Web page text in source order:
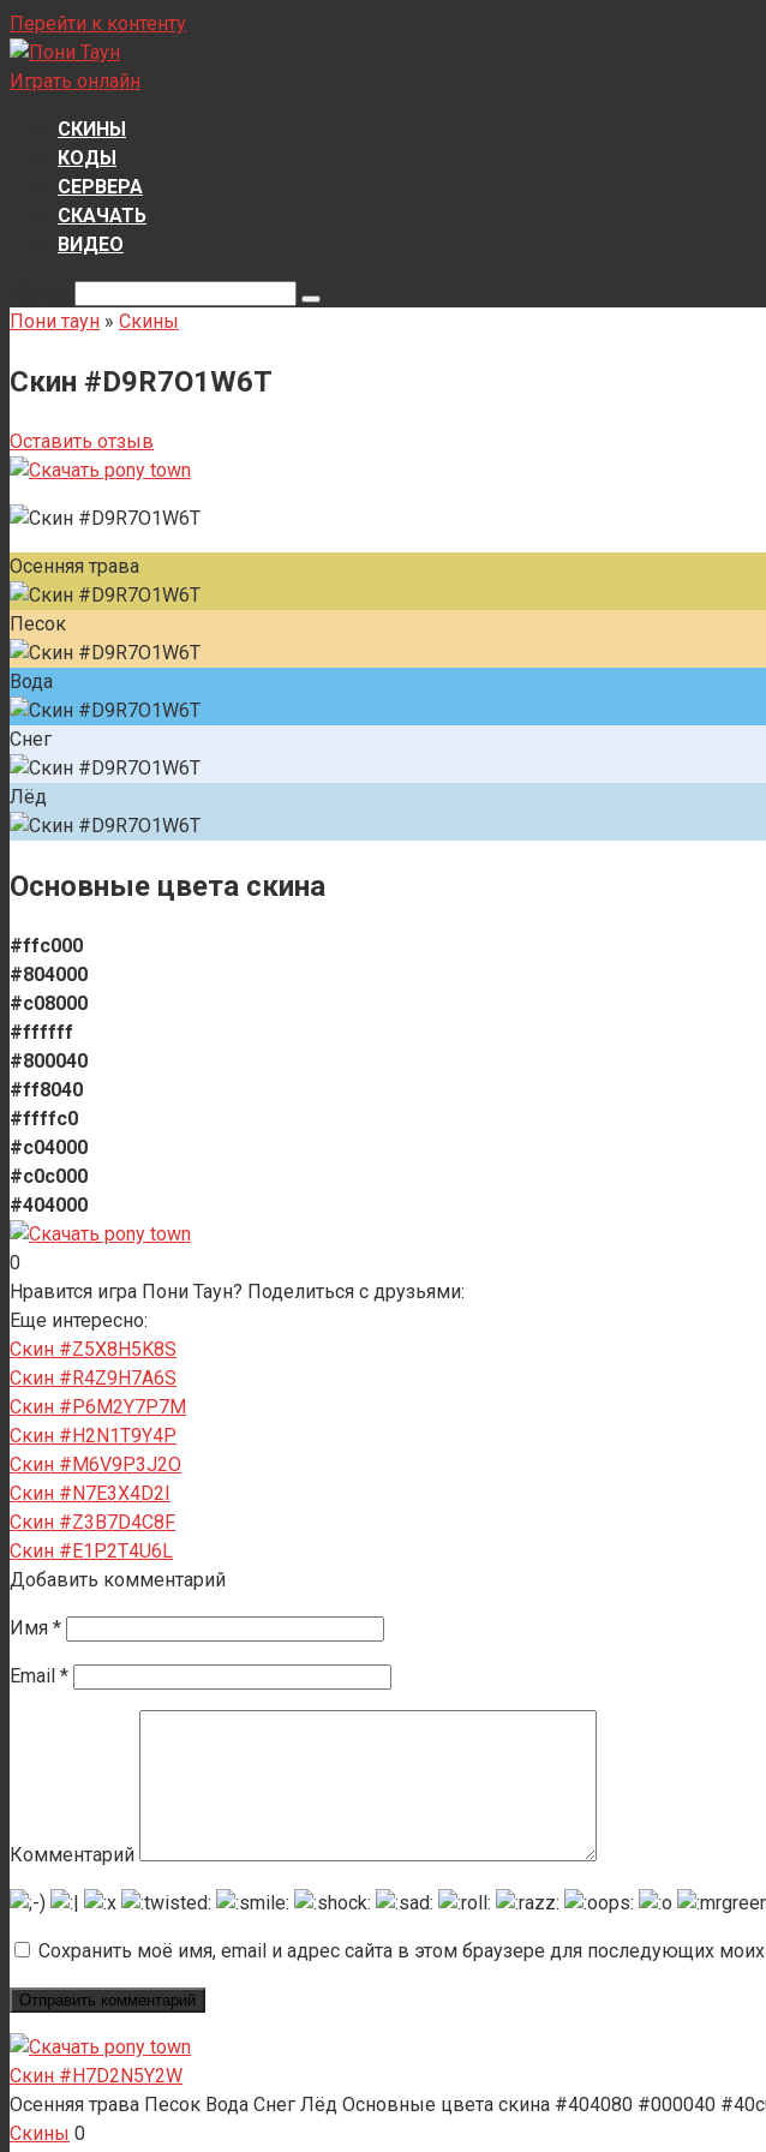
Перейти к контенту
Играть онлайн
СКИНЫ
КОДЫ
СЕРВЕРА
СКАЧАТЬ
ВИДЕО
Пони таун » Скины
Скин #D9R7O1W6T
Оставить отзыв
Осенняя трава
Песок
Вода
Снег
Лёд
Основные цвета скина
#ffc000
#804000
#c08000
#ffffff
#800040
#ff8040
#ffffc0
#c04000
#c0c000
#404000
0
Нравится игра Пони Таун? Поделиться с друзьями:
Еще интересно:
Скин #Z5X8H5K8S
Скин #R4Z9H7A6S
Скин #P6M2Y7P7M
Скин #H2N1T9Y4P
Скин #M6V9P3J2O
Скин #N7E3X4D2I
Скин #Z3B7D4C8F
Скин #E1P2T4U6L
Добавить комментарий
Имя *
Email *
Комментарий
Сохранить моё имя, email и адрес сайта в этом браузере для последующих
Скин #H7D2N5Y2W
Осенняя трава Песок Вода Снег Лёд Основные цвета скина #404080 #000040
Скины 0